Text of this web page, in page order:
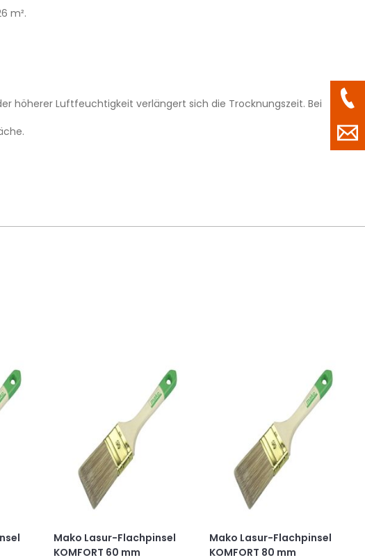
m².
höherer Luftfeuchtigkeit verlängert sich die Trocknungszeit. Bei
Mako Lasur-Flachpinsel
KOMFORT 60 mm
Mako Lasur-Flachpinsel
KOMFORT 80 mm